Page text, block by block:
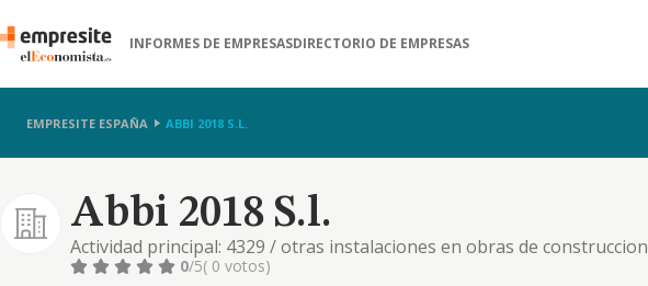
INFORMES DE EMPRESASDIRECTORIO DE EMPRESAS
EMPRESITE ESPAÑA ABBI 2018 S.L.
Abbi 2018 S.l.
Actividad principal: 4329 / otras instalaciones en obras de construccion
0/5( 0 votos)